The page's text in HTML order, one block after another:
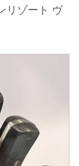
リゾート ヴ